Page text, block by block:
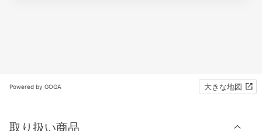
Powered by GOGA 大きな地図
取り扱い商品